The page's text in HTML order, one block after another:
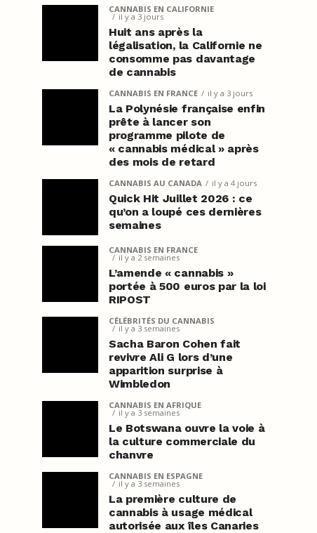
CANNABIS EN CALIFORNIE
il y a 3 jours
Huit ans après la
légalisation, la Californie ne
consomme pas davantage
de cannabis
CANNABIS EN FRANCE il y a 3 jours
La Polynésie française enfin
prête à lancer son
programme pilote de
« cannabis médical » après
des mois de retard
CANNABIS AU CANADA il y a 4 jours
Quick Hit Juillet 2026 : ce
qu’on a loupé ces dernières
semaines
CANNABIS EN FRANCE
il y a 2 semaines
L’amende « cannabis »
portée à 500 euros par la loi
RIPOST
CÉLÉBRITÉS DU CANNABIS
il y a 3 semaines
Sacha Baron Cohen fait
revivre Ali G lors d’une
apparition surprise à
Wimbledon
CANNABIS EN AFRIQUE
il y a 3 semaines
Le Botswana ouvre la voie à
la culture commerciale du
chanvre
CANNABIS EN ESPAGNE
il y a 3 semaines
La première culture de
cannabis à usage médical
autorisée aux îles Canaries